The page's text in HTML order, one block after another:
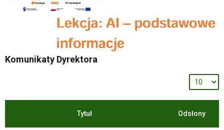
Komunikaty Dyrektora
Tytuł Odsłony